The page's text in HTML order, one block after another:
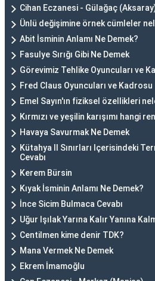
Cihan Eczanesi - Gülağaç
Ünlü değişimine örnek cümleler
Abit İsminin Anlamı Ne Demek?
Fasulye Sırığı Gibi Ne Demek
Görevimiz Tehlike Oyuncuları ve
Fred Claus Oyuncuları ve Kadrosu
Emel Sayın'ın fiziksel özellikleri
Kırmızı ve yeşilin karışımı hangi
Havaya Savurmak Ne Demek
Kütahya Il Sınırları Içerisindeki
Cevabı
Kerem Bürsin
Kıyak İsminin Anlamı Ne Demek?
İnce Sicim Bulmaca Cevabı
Uğur Işılak Yarına Kalır Yanına
Centilmen kime denir TDK?
Mana Vermek Ne Demek
Ekrem İmamoğlu